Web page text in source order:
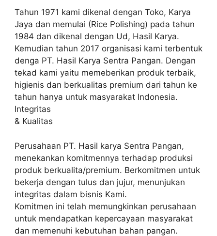
Tahun 1971 kami dikenal dengan Toko, Karya
Jaya dan memulai (Rice Polishing) pada tahun
1984 dan dikenal dengan Ud, Hasil Karya.
Kemudian tahun 2017 organisasi kami terbentuk
denga PT. Hasil Karya Sentra Pangan. Dengan
tekad kami yaitu memeberikan produk terbaik,
higienis dan berkualitas premium dari tahun ke
tahun hanya untuk masyarakat Indonesia.
Integritas
& Kualitas
Perusahaan PT. Hasil karya Sentra Pangan,
menekankan komitmennya terhadap produksi
produk berkualita/premium. Berkomitmen untuk
bekerja dengan tulus dan jujur, menunjukan
integritas dalam bisnis Kami.
Komitmen ini telah memungkinkan perusahaan
untuk mendapatkan kepercayaan masyarakat
dan memenuhi kebutuhan bahan pangan.